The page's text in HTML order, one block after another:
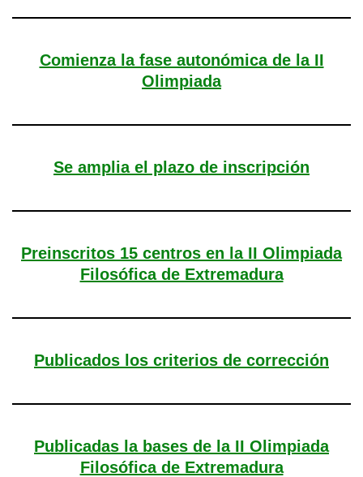
Comienza la fase autonómica de la II
Olimpiada
Se amplia el plazo de inscripción
Preinscritos 15 centros en la II Olimpiada
Filosófica de Extremadura
Publicados los criterios de corrección
Publicadas la bases de la II Olimpiada
Filosófica de Extremadura